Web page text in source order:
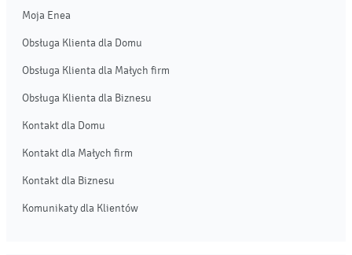
Moja Enea
Obsługa Klienta dla Domu
Obsługa Klienta dla Małych firm
Obsługa Klienta dla Biznesu
Kontakt dla Domu
Kontakt dla Małych firm
Kontakt dla Biznesu
Komunikaty dla Klientów